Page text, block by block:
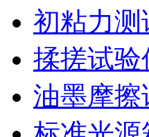
初粘力测
揉搓试验
油墨摩擦